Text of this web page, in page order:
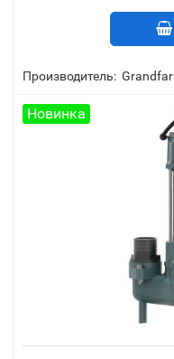
Производитель: Grandfar
Новинка